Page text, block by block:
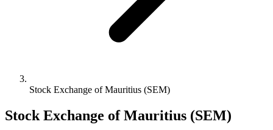
Stock Exchange of Mauritius (SEM)
Stock Exchange of Mauritius (SEM)